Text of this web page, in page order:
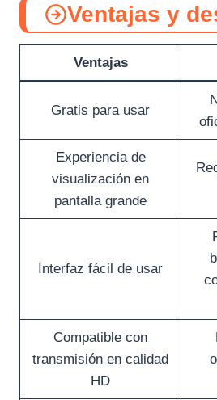
Ventajas y
Ventajas
Gratis para usar
Experiencia de
visualización en
pantalla grande
Interfaz fácil de usar
Compatible con
transmisión en calidad
HD